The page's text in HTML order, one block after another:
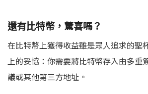
還有比特幣，驚喜嗎？
在比特幣上獲得收益雖是眾人追求的聖
上的妥協：你需要將比特幣存入由多重
議或其他第三方地址。